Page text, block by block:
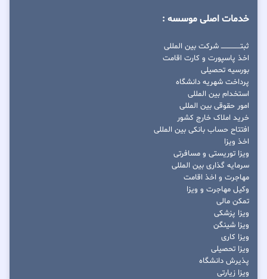
خدمات اصلی موسسه :
ثبتــــــــــــــــ شرکت بین المللی
اخذ پاسپورت و کارت اقامت
بورسیه تحصیلی
پرداخت شهریه دانشگاه
استخدام بین المللی
امور حقوقی بین المللی
خرید املاک خارج کشور
افتتاح حساب بانکی بین المللی
اخذ ویزا
ویزا توریستی و مسافرتی
سرمایه گذاری بین المللی
مهاجرت و اخذ اقامت
وکیل مهاجرت و ویزا
تمکن مالی
ویزا پزشکی
ویزا شینگن
ویزا کاری
ویزا تحصیلی
پذیرش دانشگاه
ویزا زیارتی